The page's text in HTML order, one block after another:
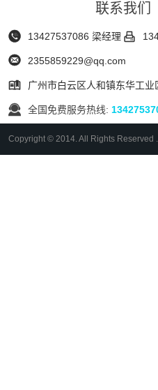
联系我们
 13427537086 梁经理 
 2355859229@qq.com
 广州市白云区人和镇东华工业
 全国免费服务热线:
Copyright © 2014. All Rights Reserved